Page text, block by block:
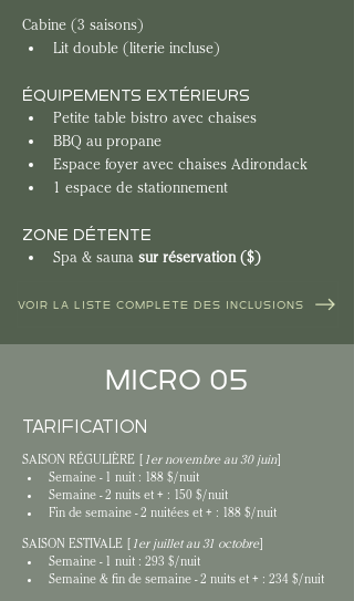
Cabine (3 saisons)
Lit double (literie incluse)
ÉQUIPEMENTS EXTÉRIEURS
Petite table bistro avec chaises
BBQ au propane
Espace foyer avec chaises Adirondack
1 espace de stationnement
ZONE DÉTENTE
Spa & sauna sur réservation ($)
VOIR LA LISTE COMPLÈTE DES INCLUSIONS
MICRO 05
TARIFICATION
SAISON RÉGULIÈRE [ 1er novembre au 30 juin]
Semaine - 1 nuit : 188 $/nuit
Semaine - 2 nuits et + : 150 $/nuit
Fin de semaine - 2 nuitées et + : 188 $/nuit
SAISON ESTIVALE [ 1er juillet au 31 octobre]
Semaine - 1 nuit : 293 $/nuit
Semaine & fin de semaine - 2 nuits et + : 234 $/nuit